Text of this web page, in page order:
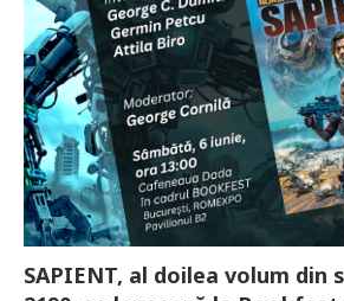
SAPIENT, al doilea volum din